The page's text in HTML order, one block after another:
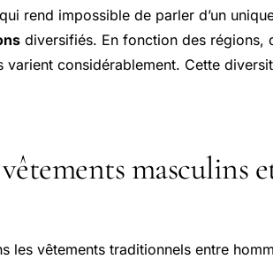
rend impossible de parler d’un
diversifiés. En fonction des régions,
considérablement. Cette
masculins
les vêtements traditionnels entre